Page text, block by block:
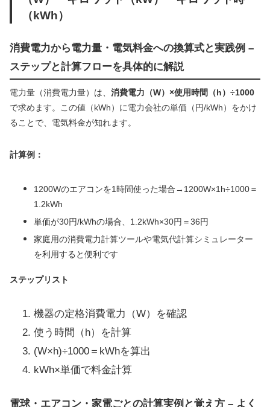
（kWh）
消費電力から電力量・電気料金への換算式と実践例 –
ステップと計算フローを具体的に解説
電力量（消費電力量）は、 消費電力（W）×使用時間（h）÷1000
で求めます。この値（kWh）に電力会社の単価（円/kWh）をかけ
ることで、電気料金が知れます。
計算例：
1200Wのエアコンを1時間使った場合→1200W×1h÷1000＝
1.2kWh
単価が30円/kWhの場合、1.2kWh×30円＝36円
家庭用の消費電力計算ツールや電気代計算シミュレーター
を利用すると便利です
ステップリスト
機器の定格消費電力（W）を確認
使う時間（h）を計算
(W×h)÷1000＝kWhを算出
kWh×単価で料金計算
電球・エアコン・家電ごとの計算実例と覚え方 – よく